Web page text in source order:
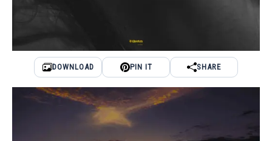
DOWNLOAD PIN IT SHARE